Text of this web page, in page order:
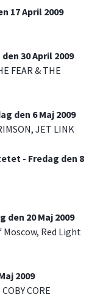
17 April 2009
30 April 2009
FEAR & THE
den 6 Maj 2009
JET LINK
- Fredag den 8
den 20 Maj 2009
Moscow, Red Light
2009
CORE